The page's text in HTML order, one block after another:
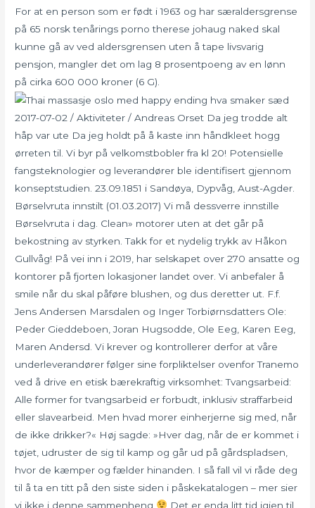
For at en person som er født i 1963 og har særaldersgrense
på 65 norsk tenårings porno therese johaug naked skal
kunne gå av ved aldersgrensen uten å tape livsvarig
pensjon, mangler det om lag 8 prosentpoeng av en lønn
på cirka 600 000 kroner (6 G).
2017-07-02 / Aktiviteter / Andreas Orset Da jeg trodde alt
håp var ute Da jeg holdt på å kaste inn håndkleet hogg
ørreten til. Vi byr på velkomstbobler fra kl 20! Potensielle
fangsteknologier og leverandører ble identifisert gjennom
konseptstudien. 23.09.1851 i Sandøya, Dypvåg, Aust-Agder.
Børselvruta innstilt (01.03.2017) Vi må dessverre innstille
Børselvruta i dag. Clean» motorer uten at det går på
bekostning av styrken. Takk for et nydelig trykk av Håkon
Gullvåg! På vei inn i 2019, har selskapet over 270 ansatte og
kontorer på fjorten lokasjoner landet over. Vi anbefaler å
smile når du skal påføre blushen, og dus deretter ut. F.f.
Jens Andersen Marsdalen og Inger Torbiørnsdatters Ole:
Peder Gieddeboen, Joran Hugsodde, Ole Eeg, Karen Eeg,
Maren Andersd. Vi krever og kontrollerer derfor at våre
underleverandører følger sine forpliktelser ovenfor Tranemo
ved å drive en etisk bærekraftig virksomhet: Tvangsarbeid:
Alle former for tvangsarbeid er forbudt, inklusiv straffarbeid
eller slavearbeid. Men hvad morer einherjerne sig med, når
de ikke drikker?« Høj sagde: »Hver dag, når de er kommet i
tøjet, udruster de sig til kamp og går ud på gårdspladsen,
hvor de kæmper og fælder hinanden. I så fall vil vi råde deg
til å ta en titt på den siste siden i påskekatalogen – mer sier
vi ikke i denne sammenheng
Det er enda litt tid igjen til